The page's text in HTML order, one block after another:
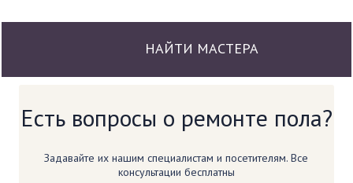
НАЙТИ МАСТЕРА
Есть вопросы о ремонте пола?
Задавайте их нашим специалистам и посетителям. Все
консультации бесплатны